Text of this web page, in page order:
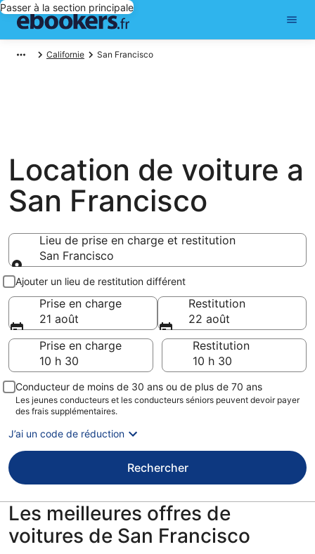
Passer à la section principale
Californie San Francisco
Location de voiture a
San Francisco
Lieu de prise en charge et restitution
San Francisco
Lieu de prise en charge et restitution
Ajouter un lieu de restitution différent
Prise en charge
21 août
Restitution
22 août
Prise en charge
Restitution
Conducteur de moins de 30 ans ou de plus de 70 ans
Les jeunes conducteurs et les conducteurs séniors peuvent devoir payer
des frais supplémentaires.
J’ai un code de réduction
Rechercher
Les meilleures offres de
voitures de San Francisco